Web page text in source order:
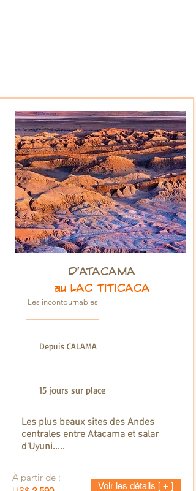
DepuisCALAMA
D'ATACAMA
au LAC TITICACA
Les incontournables
Depuis CALAMA
15 jours sur place
Les plus beaux sites des Andes
centrales entre Atacama et salar
d'Uyuni.....
À partir de :
Voir les détails [ + ]